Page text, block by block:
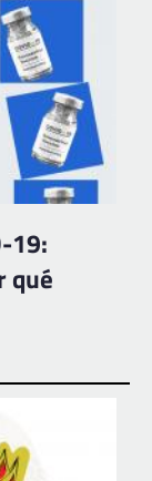
19:
qué